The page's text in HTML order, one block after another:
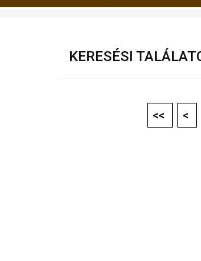
KERESÉSI
<< <